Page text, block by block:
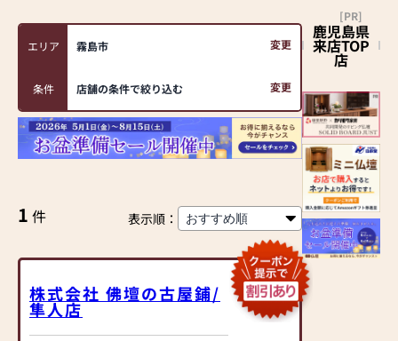
エリア 霧島市 変更
条件 店舗の条件で絞り込む 変更
1 件 表示順：
株式会社 佛壇の古屋鋪/
隼人店
鹿児島県
来店TOP
店
[PR]